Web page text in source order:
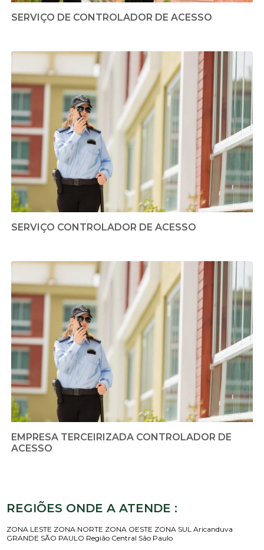
SERVIÇO DE CONTROLADOR DE ACESSO
SERVIÇO CONTROLADOR DE ACESSO
EMPRESA TERCEIRIZADA CONTROLADOR DE
ACESSO
REGIÕES ONDE A ATENDE :
ZONA LESTE ZONA NORTE ZONA OESTE ZONA SUL Aricanduva
GRANDE SÃO PAULO Região Central São Paulo